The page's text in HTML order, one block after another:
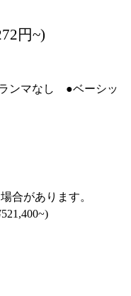
円~)
マなし ●ベーシッ
合があります。